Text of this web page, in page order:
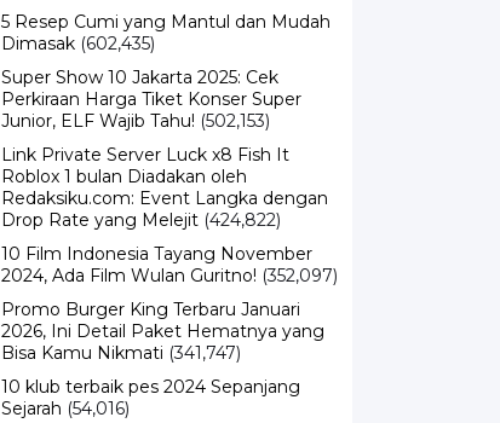
5 Resep Cumi yang Mantul dan Mudah
Dimasak (602,435)
Super Show 10 Jakarta 2025: Cek
Perkiraan Harga Tiket Konser Super
Junior, ELF Wajib Tahu! (502,153)
Link Private Server Luck x8 Fish It
Roblox 1 bulan Diadakan oleh
Redaksiku.com: Event Langka dengan
Drop Rate yang Melejit (424,822)
10 Film Indonesia Tayang November
2024, Ada Film Wulan Guritno! (352,097)
Promo Burger King Terbaru Januari
2026, Ini Detail Paket Hematnya yang
Bisa Kamu Nikmati (341,747)
10 klub terbaik pes 2024 Sepanjang
Sejarah (54,016)